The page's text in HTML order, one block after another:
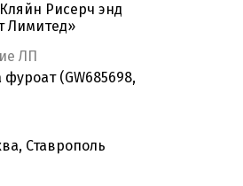
Рисерч энд
Лимитед»
ЛП
(GW685698,
Ставрополь